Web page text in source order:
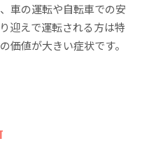
車の運転や自転車での安
迎えで運転される方は特
価値が大きい症状です。